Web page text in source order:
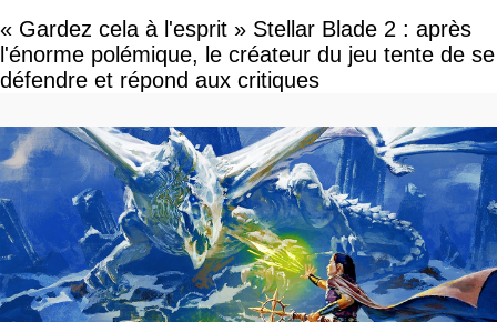
« Gardez cela à l'esprit » Stellar Blade 2 : après
l'énorme polémique, le créateur du jeu tente de se
défendre et répond aux critiques